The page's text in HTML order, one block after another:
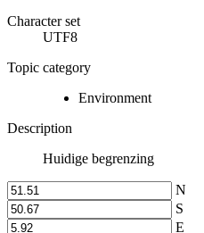
Character set
UTF8
Topic category
Environment
Description
Huidige begrenzing
N
S
E